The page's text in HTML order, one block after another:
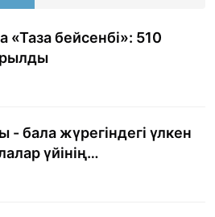
бейсенбі»: 510
- бала жүрегіндегі үлкен
үйінің
мерекелік күн